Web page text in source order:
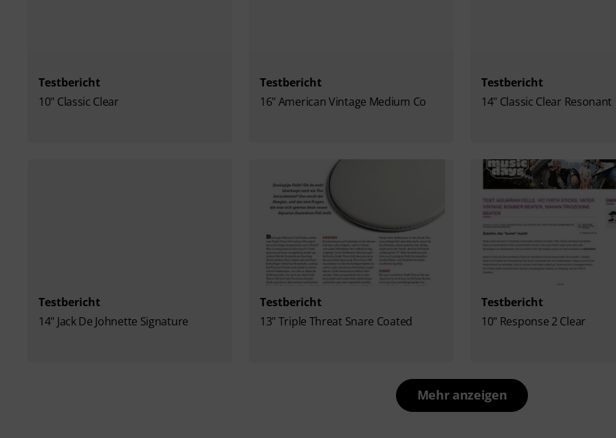
Testbericht
10" Classic Clear
Testbericht
16" American Vintage Medium Co
Testbericht
14" Classic Clear Resonant
Testbericht
14" Jack De Johnette Signature
Testbericht
13" Triple Threat Snare Coated
Testbericht
10" Response 2 Clear
Mehr anzeigen